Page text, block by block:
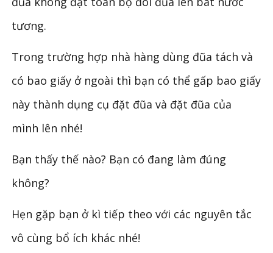
tương.
Trong trường hợp nhà hàng dùng đũa tách và
có bao giấy ở ngoài thì bạn có thể gấp bao giấy
này thành dụng cụ đặt đũa và đặt đũa của
mình lên nhé!
Bạn thấy thế nào? Bạn có đang làm đúng
không?
Hẹn gặp bạn ở kì tiếp theo với các nguyên tắc
vô cùng bổ ích khác nhé!